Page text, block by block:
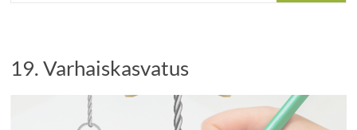
19. Varhaiskasvatus